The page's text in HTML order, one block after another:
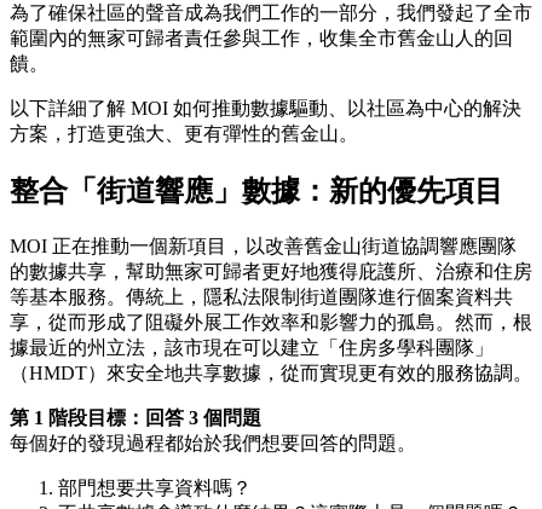
為了確保社區的聲音成為我們工作的一部分，我們發起了全市
範圍內的無家可歸者責任參與工作，收集全市舊金山人的回
饋。
以下詳細了解 MOI 如何推動數據驅動、以社區為中心的解決
方案，打造更強大、更有彈性的舊金山。
整合「街道響應」數據：新的優先項目
MOI 正在推動一個新項目，以改善舊金山街道協調響應團隊
的數據共享，幫助無家可歸者更好地獲得庇護所、治療和住房
等基本服務。傳統上，隱私法限制街道團隊進行個案資料共
享，從而形成了阻礙外展工作效率和影響力的孤島。然而，根
據最近的州立法，該市現在可以建立「住房多學科團隊」
（HMDT）來安全地共享數據，從而實現更有效的服務協調。
第 1 階段目標：回答 3 個問題
每個好的發現過程都始於我們想要回答的問題。
部門想要共享資料嗎？